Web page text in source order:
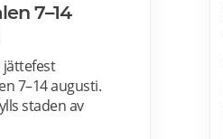
7–14
jättefest
7–14 augusti.
staden av
och